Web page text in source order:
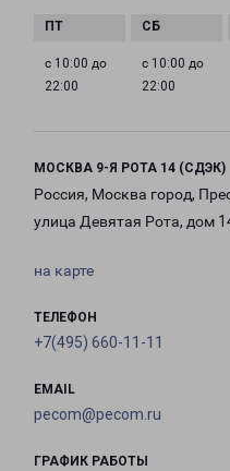
с 10:00 до
22:00
с 10:00 до
22:00
МОСКВА 9-Я РОТА 14 (СДЭК)
Россия, Москва город,
улица Девятая Рота, дом
на карте
ТЕЛЕФОН
+7(495) 660-11-11
EMAIL
pecom@pecom.ru
ГРАФИК РАБОТЫ